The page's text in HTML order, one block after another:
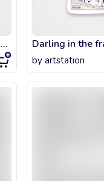
Zero two - derling in the FranXx Anime - Ugly Christmas sweater
by artstation